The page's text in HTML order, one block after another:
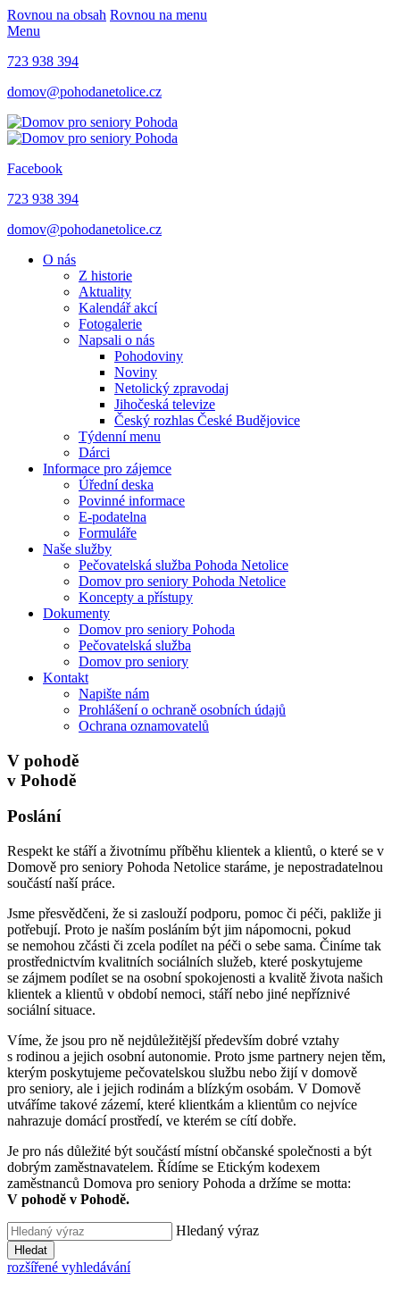
Rovnou na obsah Rovnou na menu
Menu
723 938 394
domov@pohodanetolice.cz
Facebook
723 938 394
domov@pohodanetolice.cz
O nás
Z historie
Aktuality
Kalendář akcí
Fotogalerie
Napsali o nás
Pohodoviny
Noviny
Netolický zpravodaj
Jihočeská televize
Český rozhlas České Budějovice
Týdenní menu
Dárci
Informace pro zájemce
Úřední deska
Povinné informace
E-podatelna
Formuláře
Naše služby
Pečovatelská služba Pohoda Netolice
Domov pro seniory Pohoda Netolice
Koncepty a přístupy
Dokumenty
Domov pro seniory Pohoda
Pečovatelská služba
Domov pro seniory
Kontakt
Napište nám
Prohlášení o ochraně osobních údajů
Ochrana oznamovatelů
V pohodě
v Pohodě
Poslání
Respekt ke stáří a životnímu příběhu klientek a klientů, o které se v
Domově pro seniory Pohoda Netolice staráme, je nepostradatelnou
součástí naší práce.
Jsme přesvědčeni, že si zaslouží podporu, pomoc či péči, pakliže ji
potřebují. Proto je naším posláním být jim nápomocni, pokud
se nemohou zčásti či zcela podílet na péči o sebe sama. Činíme tak
prostřednictvím kvalitních sociálních služeb, které poskytujeme
se zájmem podílet se na osobní spokojenosti a kvalitě života našich
klientek a klientů v období nemoci, stáří nebo jiné nepříznivé
sociální situace.
Víme, že jsou pro ně nejdůležitější především dobré vztahy
s rodinou a jejich osobní autonomie. Proto jsme partnery nejen těm,
kterým poskytujeme pečovatelskou službu nebo žijí v domově
pro seniory, ale i jejich rodinám a blízkým osobám. V Domově
utváříme takové zázemí, které klientkám a klientům co nejvíce
nahrazuje domácí prostředí, ve kterém se cítí dobře.
Je pro nás důležité být součástí místní občanské společnosti a být
dobrým zaměstnavatelem. Řídíme se Etickým kodexem
zaměstnanců Domova pro seniory Pohoda a držíme se motta:
V pohodě v Pohodě.
Hledaný výraz
Hledat
rozšířené vyhledávání